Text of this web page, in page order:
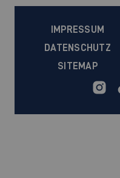
IMPRESSUM
DATENSCHUTZ
SITEMAP